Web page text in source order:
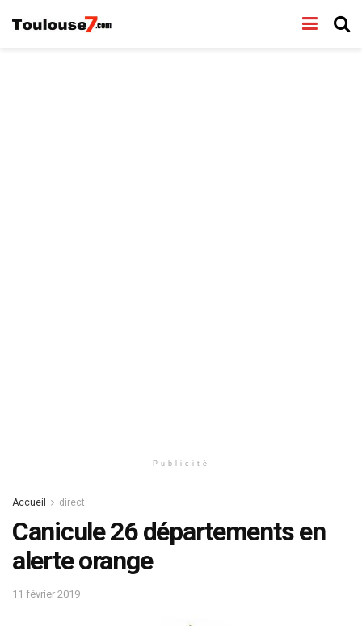
Publicité
Accueil direct
Canicule 26 départements en
alerte orange
11 février 2019